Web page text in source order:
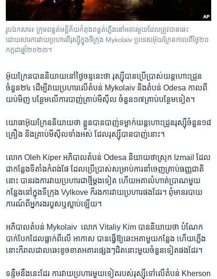
ទៅ​
កាន់​
ទំព័រ​
ស្វែង​
បណ្តាញ​សង្គម
ភាសា
រូបឯកសារ៖ ក្រុម​ពន្លត់អគ្គិភ័យ​កំពុង​ពន្លត់ភ្លើង​នៅអគារ​មួយដែល​ត្រូវបាន​ឆេះ​
ដោយសារ​ការវាយប្រហារ​ពីរុស្ស៊ី​ក្នុងទីក្រុង Mykolaiv ប្រទេស​អ៊ុយក្រែន​កាលពីថ្ងៃ២០
កក្កដា​ឆ្នាំ២០២៣។
អ៊ុយក្រែន​បាន​និយាយ​នៅ​ថ្ងៃ​ចន្ទ​នេះ​ថា​ រុស្ស៊ី​បាន​ប្រើប្រាស់​យន្តហោះ​ដ្រូន​
ចំនួន​២៤​ ដើម្បី​វាយ​ប្រហារ​លើ​តំបន់ ​Mykolaiv ​និង​តំបន់ Odesa កាល​ពី​
យប់មិញ​ បន្ថែម​លើ​ការ​បាញ់​គ្រាប់មីស៊ីល​ ចំនួន​១៧​គ្រាប់​បន្ថែមទៀត។​
យោធា​អ៊ុយក្រែន​និយាយ​ថា​ ខ្លួន​បាន​បាញ់​ទម្លាក់យន្តហោះ​ដ្រូន​រុស្ស៊ី​ចំនួន​១៨​
គ្រឿង​ និង​គ្រាប់​មីស៊ីល​ទាំង​អស់ ដែល​រុស្ស៊ី​បាន​បាញ់​នោះ។​
លោក Oleh Kiper អភិបាល​តំបន់ Odesa ​និយាយ​ថាស្រុក​ Izmail ដែល​
ជា​កន្លែងទីតាំង​កំពង់ផែ​ ដែល​ប្រើប្រាស់សម្រាប់​ការ​នាំចេញ​គ្រាប់ធញ្ញជាតិ​
នោះ​ បាន​រង​ការ​វាយប្រហារ​ជា​ថ្មី​ម្តង​ទៀត​ ហើយ​អគា​លំហាត់​ប្រាណ​មួយ​
កន្លែងនៅ​ក្នុង​ទី​ក្រុង​ Vylkove ក៏​រងការ​វាយប្រហារ​ផង​ដែរ។​ ពុំ​មាន​របាយ
ការណ៍ពីអ្នក​រងរបួស​ឬ​ស្លាប់​ឡើយ។​
អភិបាល​តំបន់ ​Mykolaiv ​ លោក​ Vitaliy Kim​ បាន​និយាយ​ថា​ បំណែក​
បាក់​បែក​ដែល​ធ្លាក់​ពី​លើ អាកាស បាន​ធ្វើឱ្យ​ឆេះ​អគា​មួយ​កន្លែង ហើយ​ភ្លើង
នោះ​ក៏​រាល​ដាល​ឆេះ​ខូចខាត​អគារ​ផ្សេងៗ​ជិត​នោះមួយ​ចំនួន​ទៀត​ផង​ដែរ។​
ទន្ទឹម​នឹង​នេះដែរ​ ការវាយ​ប្រហារ​មួយ​ទៀត​របស់​រុស្ស៊ី​ទៅ​លើ​តំបន់ Kherson